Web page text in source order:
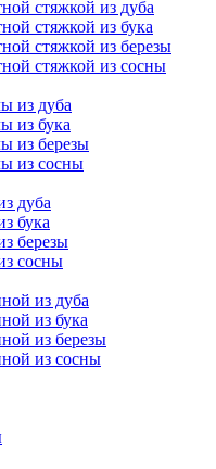
стяжкой из дуба
стяжкой из бука
стяжкой из березы
стяжкой из сосны
из дуба
из бука
из березы
из сосны
дуба
бука
березы
сосны
из дуба
из бука
из березы
из сосны